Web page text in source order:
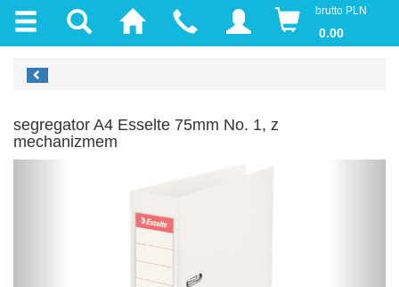
brutto PLN
0.00
segregator A4 Esselte 75mm No. 1, z
mechanizmem